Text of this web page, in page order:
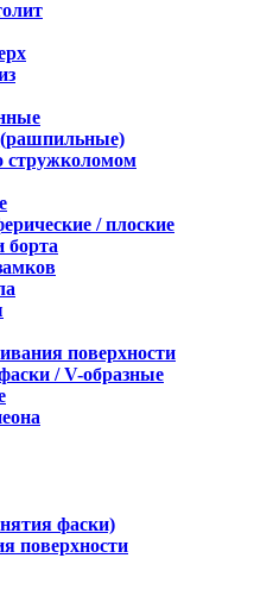
стружколомом
/ плоские
борта
поверхности
/ V-образные
фаски)
поверхности